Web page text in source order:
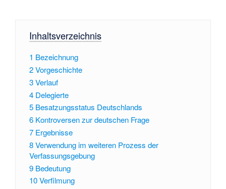
Inhaltsverzeichnis
1 Bezeichnung
2Vorgeschichte
3Verlauf
4 Delegierte
5 Besatzungsstatus Deutschlands
6 Kontroversen zur deutschen Frage
7 Ergebnisse
8Verwendung im weiteren Prozess der
Verfassungsgebung
9 Bedeutung
10Verfilmung